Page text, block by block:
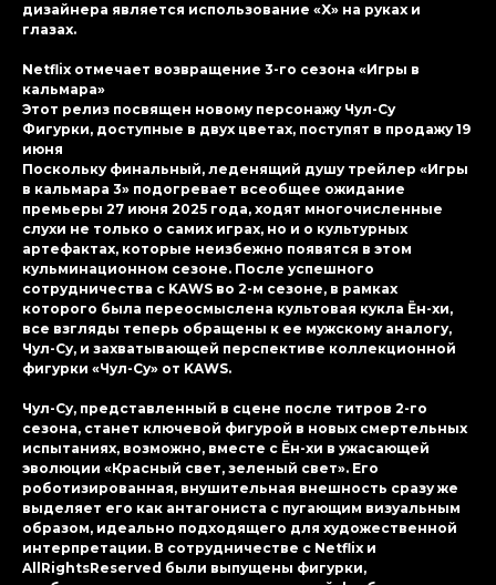
дизайнера является использование «X» на руках и
глазах.
Netflix отмечает возвращение 3-го сезона «Игры в
кальмара»
Этот релиз посвящен новому персонажу Чул-Су
Фигурки, доступные в двух цветах, поступят в продажу 19
июня
Поскольку финальный, леденящий душу трейлер «Игры
в кальмара 3» подогревает всеобщее ожидание
премьеры 27 июня 2025 года, ходят многочисленные
слухи не только о самих играх, но и о культурных
артефактах, которые неизбежно появятся в этом
кульминационном сезоне. После успешного
сотрудничества с KAWS во 2-м сезоне, в рамках
которого была переосмыслена культовая кукла Ён-хи,
все взгляды теперь обращены к ее мужскому аналогу,
Чул-Су, и захватывающей перспективе коллекционной
фигурки «Чул-Су» от KAWS.
Чул-Су, представленный в сцене после титров 2-го
сезона, станет ключевой фигурой в новых смертельных
испытаниях, возможно, вместе с Ён-хи в ужасающей
эволюции «Красный свет, зеленый свет». Его
роботизированная, внушительная внешность сразу же
выделяет его как антагониста с пугающим визуальным
образом, идеально подходящего для художественной
интерпретации. В сотрудничестве с Netflix и
AllRightsReserved были выпущены фигурки,